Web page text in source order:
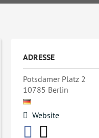
ADRESSE
Potsdamer Platz 2
10785 Berlin
Website